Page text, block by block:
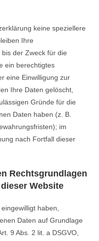
keine speziellere
Ihre
der Zweck für die
ein berechtigtes
eine Einwilligung zur
Ihre Daten gelöscht,
Gründe für die
Daten haben (z. B.
im
nach Fortfall dieser
Rechtsgrundlagen
Website
haben,
Daten auf Grundlage
9 Abs. 2 lit. a DSGVO,